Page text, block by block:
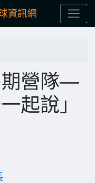
資訊網
期營隊—
起說」